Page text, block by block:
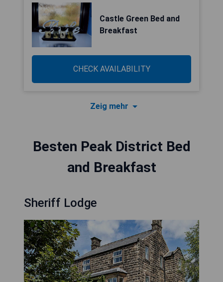
Castle Green Bed and
Breakfast
CHECK AVAILABILITY
Zeig mehr
Besten Peak District Bed
and Breakfast
Sheriff Lodge